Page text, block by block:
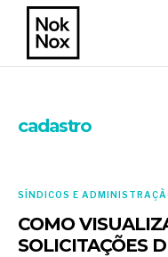
cadastro
SÍNDICOS E
COMO
SOLICITAÇÕES